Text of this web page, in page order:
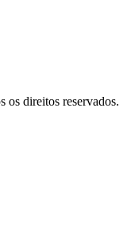
direitos reservados.